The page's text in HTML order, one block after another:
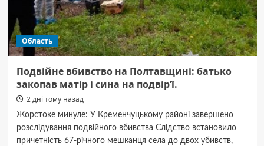
Область
Подвійне вбивство на Полтавщині: батько
закопав матір і сина на подвір’ї.
2 дні тому назад
Жорстоке минуле: У Кременчуцькому районі завершено
розслідування подвійного вбивства Слідство встановило
причетність 67-річного мешканця села до двох убивств,